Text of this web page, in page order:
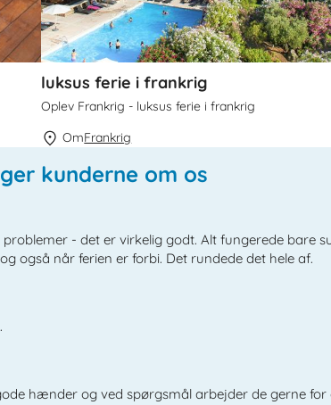
luksus ferie i frankrig
Oplev Frankrig - luksus ferie i frankrig
OmFrankrig
kunderne om os
problemer - det er virkelig godt. Alt fungerede bare
også når ferien er forbi. Det rundede det hele af.
hænder og ved spørgsmål arbejder de gerne for